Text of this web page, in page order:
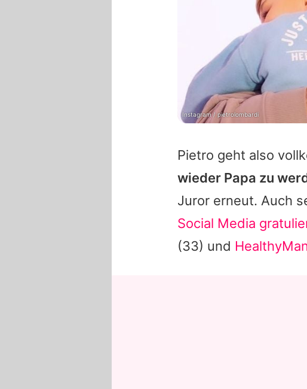
Pietro geht also
wieder Papa zu
Juror erneut. Auch
Social Media
(33) und
Instagram / pietrolombardi